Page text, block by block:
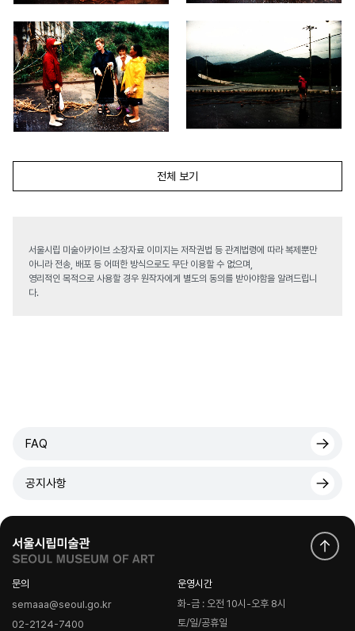
전체 보기
서울시립 미술아카이브 소장자료 이미지는 저작권법 등 관계법령에 따라 복제뿐만
아니라 전송, 배포 등 어떠한 방식으로도 무단 이용할 수 없으며,
영리적인 목적으로 사용할 경우 원작자에게 별도의 동의를 받아야함을 알려드립니
다.
FAQ
공지사항
문의
semaaa@seoul.go.kr
02-2124-7400
운영시간
화-금 : 오전 10시-오후 8시
토/일/공휴일